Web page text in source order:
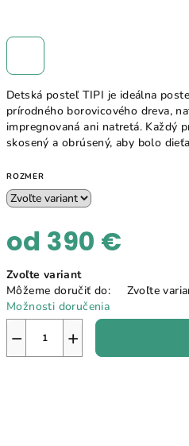
Detská posteľ TIPI je ideálna
prírodného borovicového dreva,
impregnovaná ani natretá. Každý
skosený a obrúsený, aby bolo
ROZMER
od 390 €
Jednotková
cena:
Zvoľte variant
Môžeme doručiť do:
Zvoľte
Možnosti doručenia
+
−